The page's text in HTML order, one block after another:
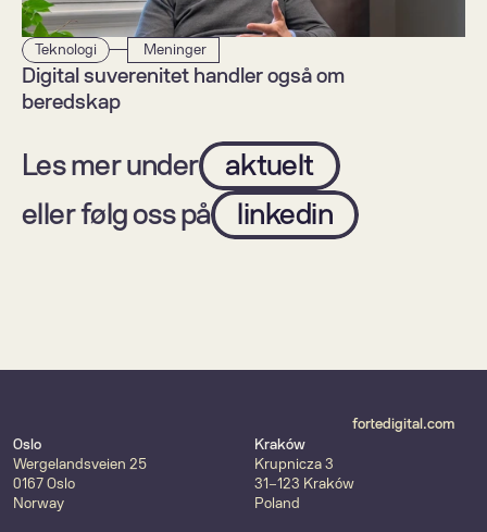
Teknologi Meninger
Digital suverenitet handler også om
beredskap
Les mer under
aktuelt
eller følg oss på
linkedin
fortedigital.com
Oslo
Wergelandsveien 25
0167 Oslo
Norway
Kraków
Krupnicza 3
31-123 Kraków
Poland